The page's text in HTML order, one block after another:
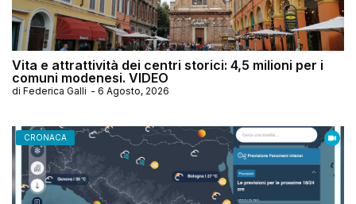
Vita e attrattività dei centri storici: 4,5 milioni per i
comuni modenesi. VIDEO
di Federica Galli - 6 Agosto, 2026
CRONACA